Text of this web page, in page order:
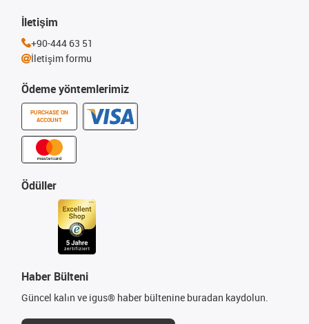
Ödeme yöntemlerimiz
PURCHASE ON
ACCOUNT
Ödüller
Haber Bülteni
Güncel kalın ve igus® haber bültenine buradan kaydolun.
İletişim
+90-444 63 51
İletişim formu